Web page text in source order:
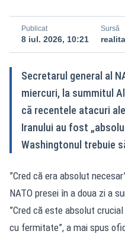
Publicat
8 iul. 2026, 10:21
Sursă
Secretarul general al
miercuri, la summitul
că recentele atacuri
Iranului au fost
Washingtonul trebuie
”Cred că era absolut
NATO presei în a doua zi a
”Cred că este absolut
cu fermitate”, a mai spus